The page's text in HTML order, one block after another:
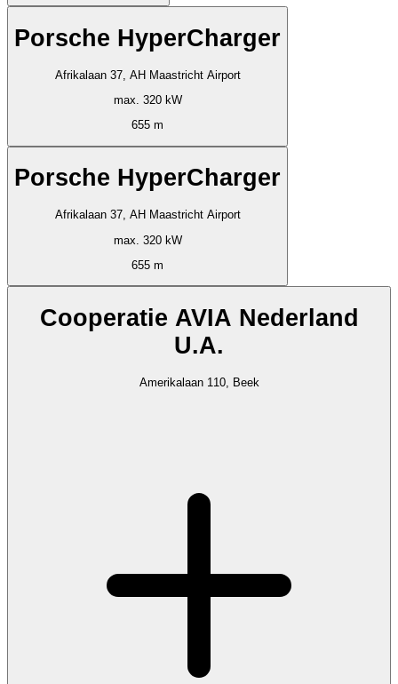
Porsche HyperCharger
Afrikalaan 37, AH Maastricht Airport
max. 320 kW
655 m
Porsche HyperCharger
Afrikalaan 37, AH Maastricht Airport
max. 320 kW
655 m
Cooperatie AVIA Nederland
U.A.
Amerikalaan 110, Beek